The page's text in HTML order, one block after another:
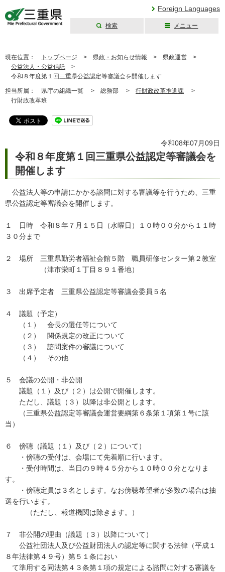
Foreign Languages
検索 メニュー
現在位置： トップページ > 県政・お知らせ情報 > 県政運営 >
公益法人・公益信託 >
令和８年度第１回三重県公益認定等審議会を開催します
担当所属： 県庁の組織一覧 > 総務部 > 行財政改革推進課 >
行財政改革班
令和08年07月09日
令和８年度第１回三重県公益認定等審議会を
開催します
公益法人等の申請にかかる諮問に対する審議等を行うため、三重
県公益認定等審議会を開催します。
１ 日時 令和８年７月１５日（水曜日）１０時００分から１１時
３０分まで
２ 場所 三重県勤労者福祉会館５階 職員研修センター第２教室
（津市栄町１丁目８９１番地）
３ 出席予定者 三重県公益認定等審議会委員５名
４ 議題（予定）
（１） 会長の選任等について
（２） 関係規定の改正について
（３） 諮問案件の審議について
（４） その他
５ 会議の公開・非公開
議題（１）及び（２）は公開で開催します。
ただし、議題（３）以降は非公開とします。
（三重県公益認定等審議会運営要綱第６条第１項第１号に該
当）
６ 傍聴（議題（１）及び（２）について）
・傍聴の受付は、会場にて先着順に行います。
・受付時間は、当日の９時４５分から１０時００分となりま
す。
・傍聴定員は３名とします。なお傍聴希望者が多数の場合は抽
選を行います。
（ただし、報道機関は除きます。）
７ 非公開の理由（議題（３）以降について）
公益社団法人及び公益財団法人の認定等に関する法律（平成１
８年法律第４９号）第５１条におい
て準用する同法第４３条第１項の規定による諮問に対する審議を